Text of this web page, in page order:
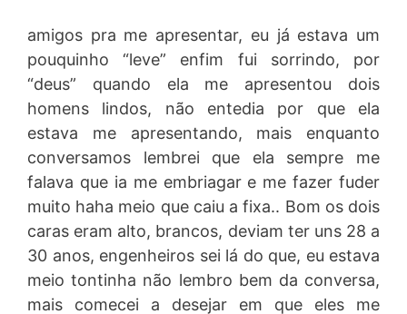
amigos pra me apresentar, eu já estava um
pouquinho “leve” enfim fui sorrindo, por
“deus” quando ela me apresentou dois
homens lindos, não entedia por que ela
estava me apresentando, mais enquanto
conversamos lembrei que ela sempre me
falava que ia me embriagar e me fazer fuder
muito haha meio que caiu a fixa.. Bom os dois
caras eram alto, brancos, deviam ter uns 28 a
30 anos, engenheiros sei lá do que, eu estava
meio tontinha não lembro bem da conversa,
mais comecei a desejar em que eles me